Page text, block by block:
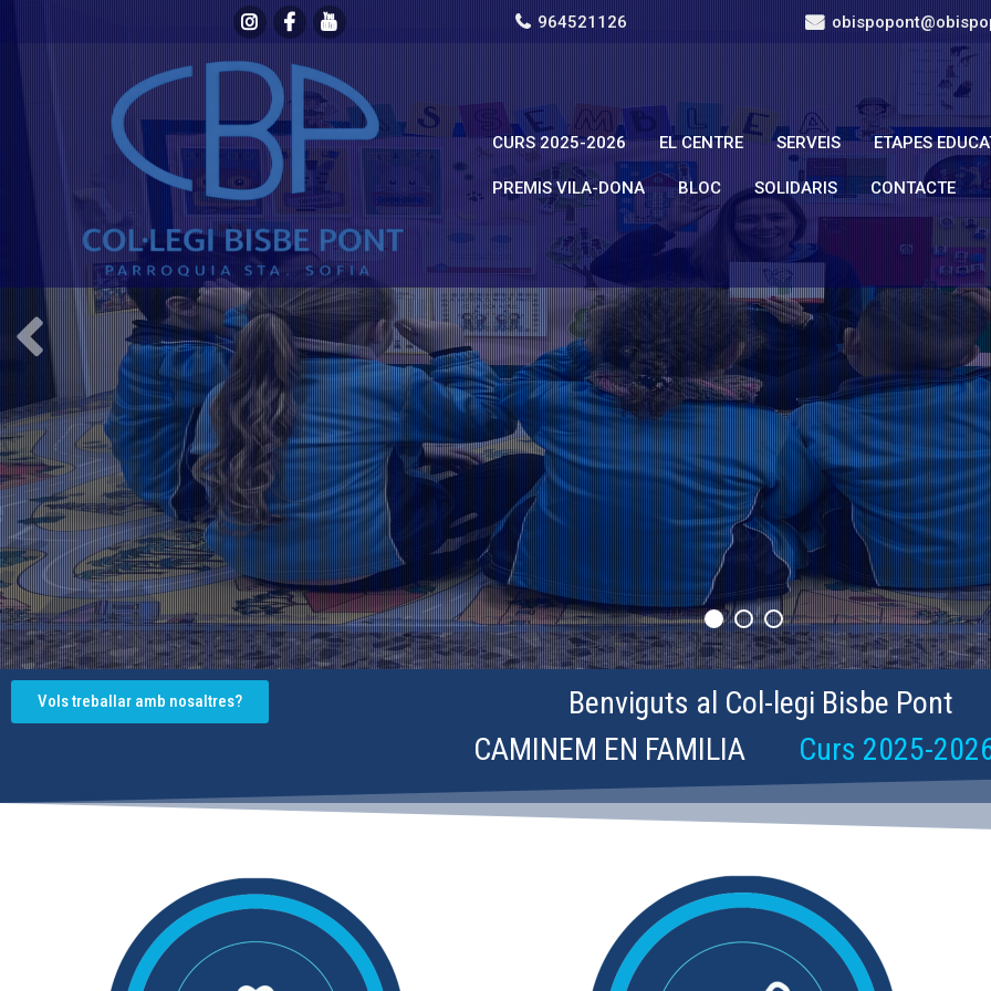
964521126
CURS 2025-2026 EL CENTRE SERVEIS ETAPES
PREMIS VILA-DONA BLOC SOLIDARIS CONTACTE
Vols treballar amb nosaltres?
Benviguts al Col-legi Bisbe Pont
CAMINEM EN FAMILIA Curs 2025-